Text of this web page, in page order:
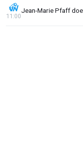
Jean-Marie Pfaff
11:00